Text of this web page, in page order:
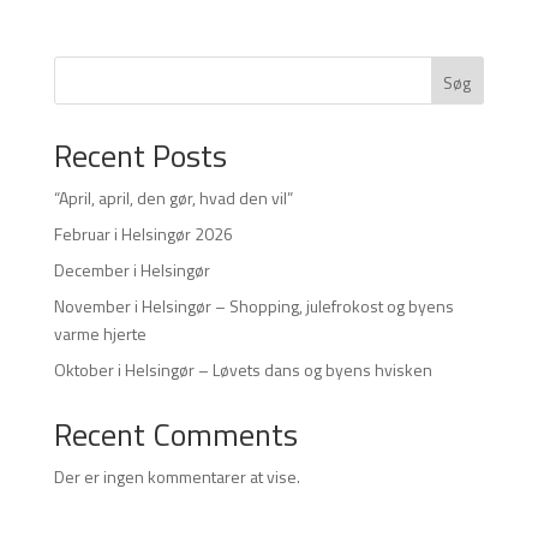
Søg
Recent Posts
“April, april, den gør, hvad den vil”
Februar i Helsingør 2026
December i Helsingør
November i Helsingør – Shopping, julefrokost og byens
varme hjerte
Oktober i Helsingør – Løvets dans og byens hvisken
Recent Comments
Der er ingen kommentarer at vise.